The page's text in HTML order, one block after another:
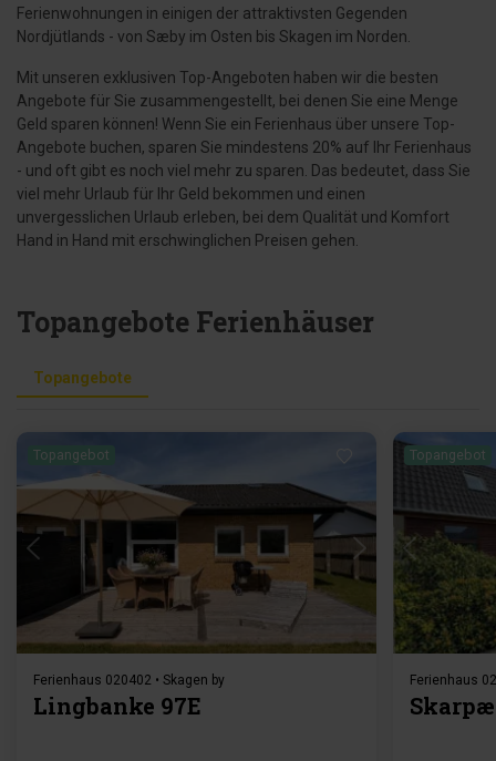
Ferienwohnungen in einigen der attraktivsten Gegenden
Nordjütlands - von Sæby im Osten bis Skagen im Norden.
Mit unseren exklusiven Top-Angeboten haben wir die besten
Angebote für Sie zusammengestellt, bei denen Sie eine Menge
Geld sparen können! Wenn Sie ein Ferienhaus über unsere Top-
Angebote buchen, sparen Sie mindestens 20% auf Ihr Ferienhaus
- und oft gibt es noch viel mehr zu sparen. Das bedeutet, dass Sie
viel mehr Urlaub für Ihr Geld bekommen und einen
unvergesslichen Urlaub erleben, bei dem Qualität und Komfort
Hand in Hand mit erschwinglichen Preisen gehen.
Topangebote Ferienhäuser
Topangebote
Topangebot
Lädt ...
Ferienhaus 020402 • Skagen by
Lingbanke 97E
Topangebot
Ferienhaus